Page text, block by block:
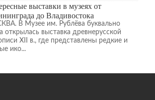
выставки в музеях от
до Владивостока
В Музее им. Рублёва буквально
открылась выставка древнерусской
XII в., где представлены редкие и
ико...